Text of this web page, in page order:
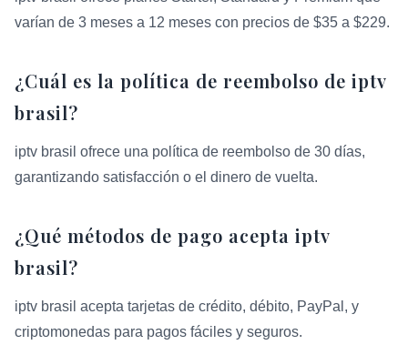
varían de 3 meses a 12 meses con precios de $35 a $229.
¿Cuál es la política de reembolso de iptv
brasil?
iptv brasil ofrece una política de reembolso de 30 días,
garantizando satisfacción o el dinero de vuelta.
¿Qué métodos de pago acepta iptv
brasil?
iptv brasil acepta tarjetas de crédito, débito, PayPal, y
criptomonedas para pagos fáciles y seguros.